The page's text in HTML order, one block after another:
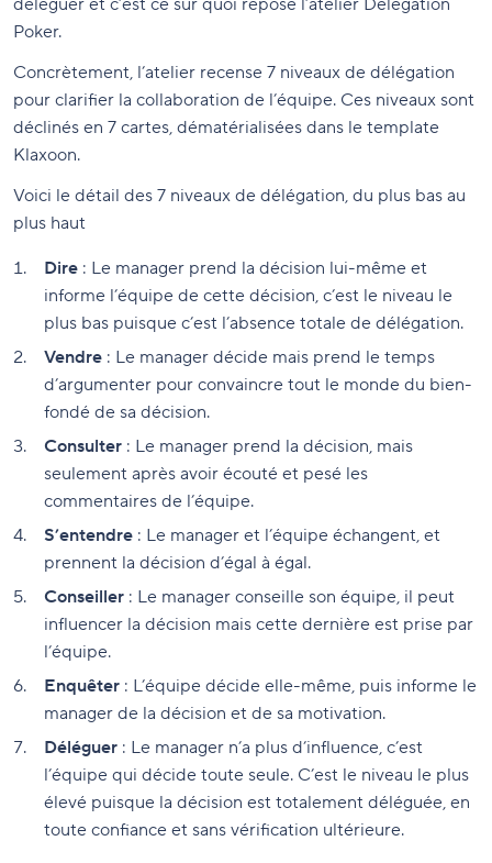
déléguer et c’est ce sur quoi repose l’atelier Delegation
Poker.
Concrètement, l’atelier recense 7 niveaux de délégation
pour clarifier la collaboration de l’équipe. Ces niveaux sont
déclinés en 7 cartes, dématérialisées dans le template
Klaxoon.
Voici le détail des 7 niveaux de délégation, du plus bas au
plus haut
Dire : Le manager prend la décision lui-même et
informe l’équipe de cette décision, c’est le niveau le
plus bas puisque c’est l’absence totale de délégation.
Vendre : Le manager décide mais prend le temps
d’argumenter pour convaincre tout le monde du bien-
fondé de sa décision.
Consulter : Le manager prend la décision, mais
seulement après avoir écouté et pesé les
commentaires de l’équipe.
S’entendre : Le manager et l’équipe échangent, et
prennent la décision d’égal à égal.
Conseiller : Le manager conseille son équipe, il peut
influencer la décision mais cette dernière est prise par
l’équipe.
Enquêter : L’équipe décide elle-même, puis informe le
manager de la décision et de sa motivation.
Déléguer : Le manager n’a plus d’influence, c’est
l’équipe qui décide toute seule. C’est le niveau le plus
élevé puisque la décision est totalement déléguée, en
toute confiance et sans vérification ultérieure.